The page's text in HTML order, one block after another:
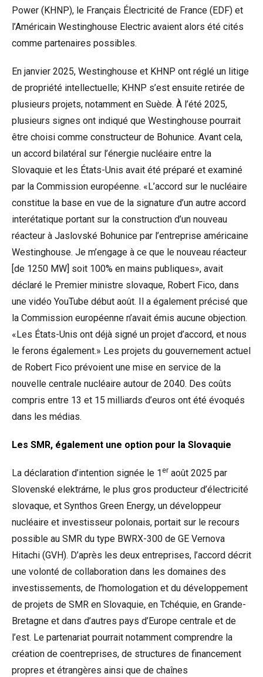
Power (KHNP), le Français Électricité de France (EDF) et
l’Américain Westinghouse Electric avaient alors été cités
comme partenaires possibles.
En janvier 2025, Westinghouse et KHNP ont réglé un litige
de propriété intellectuelle; KHNP s’est ensuite retirée de
plusieurs projets, notamment en Suède. À l’été 2025,
plusieurs signes ont indiqué que Westinghouse pourrait
être choisi comme constructeur de Bohunice. Avant cela,
un accord bilatéral sur l’énergie nucléaire entre la
Slovaquie et les États-Unis avait été préparé et examiné
par la Commission européenne. «L’accord sur le nucléaire
constitue la base en vue de la signature d’un autre accord
interétatique portant sur la construction d’un nouveau
réacteur à Jaslovské Bohunice par l’entreprise américaine
Westinghouse. Je m’engage à ce que le nouveau réacteur
[de 1250 MW] soit 100% en mains publiques», avait
déclaré le Premier ministre slovaque, Robert Fico, dans
une vidéo YouTube début août. Il a également précisé que
la Commission européenne n’avait émis aucune objection.
«Les États-Unis ont déjà signé un projet d’accord, et nous
le ferons également.» Les projets du gouvernement actuel
de Robert Fico prévoient une mise en service de la
nouvelle centrale nucléaire autour de 2040. Des coûts
compris entre 13 et 15 milliards d’euros ont été évoqués
dans les médias.
Les SMR, également une option pour la Slovaquie
La déclaration d’intention signée le 1 er août 2025 par
Slovenské elektrárne, le plus gros producteur d’électricité
slovaque, et Synthos Green Energy, un développeur
nucléaire et investisseur polonais, portait sur le recours
possible au SMR du type BWRX-300 de GE Vernova
Hitachi (GVH). D’après les deux entreprises, l’accord décrit
une volonté de collaboration dans les domaines des
investissements, de l’homologation et du développement
de projets de SMR en Slovaquie, en Tchéquie, en Grande-
Bretagne et dans d’autres pays d’Europe centrale et de
l’est. Le partenariat pourrait notamment comprendre la
création de coentreprises, de structures de financement
propres et étrangères ainsi que de chaînes